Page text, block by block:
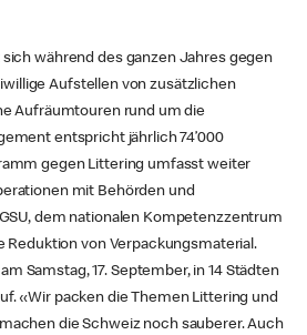
sich während des ganzen Jahres gegen
Aufstellen von zusätzlichen
Aufräumtouren rund um die
entspricht jährlich 74’000
gegen Littering umfasst weiter
mit Behörden und
dem nationalen Kompetenzzentrum
Reduktion von Verpackungsmaterial.
Samstag, 17. September, in 14 Städten
«Wir packen die Themen Littering und
die Schweiz noch sauberer. Auch